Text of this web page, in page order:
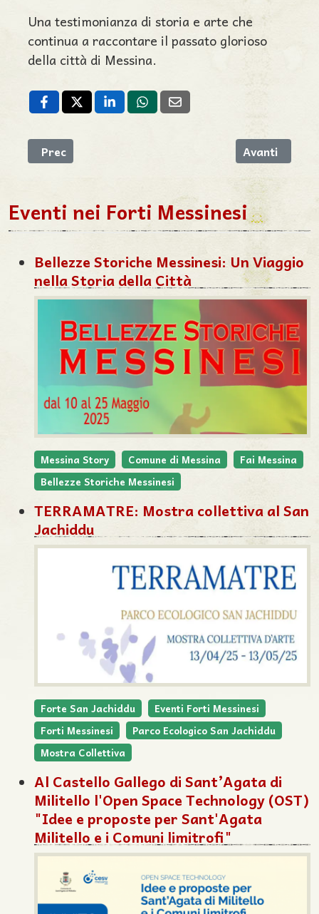
Una testimonianza di storia e arte che
continua a raccontare il passato glorioso
della città di Messina.
Articolo precedente: La Fontana della Pigna
Prec Articolo
Avanti
Eventi nei Forti Messinesi
Bellezze Storiche Messinesi: Un Viaggio
nella Storia della Città
Messina Story Comune di Messina
Fai Messina
Bellezze Storiche Messinesi
TERRAMATRE: Mostra collettiva al San
Jachiddu
Forte San Jachiddu
Eventi Forti Messinesi
Forti Messinesi
Parco Ecologico San Jachiddu
Mostra Collettiva
Al Castello Gallego di Sant’Agata di
Militello l'Open Space Technology (OST)
"Idee e proposte per Sant'Agata
Militello e i Comuni limitrofi"